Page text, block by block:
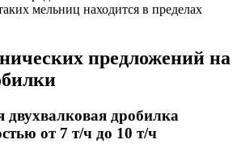
мельниц находится в пределах
предложений на
двухвалковая дробилка
от 7 т/ч до 10 т/ч